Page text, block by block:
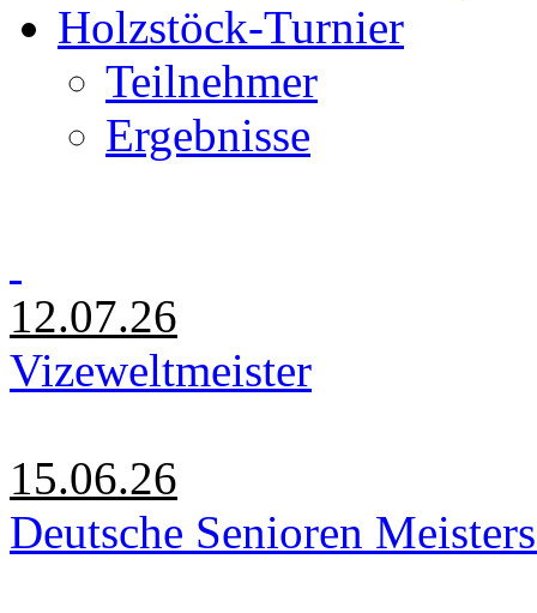
Holzstöck-Turnier
Teilnehmer
Ergebnisse
12.07.26
Vizeweltmeister
15.06.26
Deutsche Senioren